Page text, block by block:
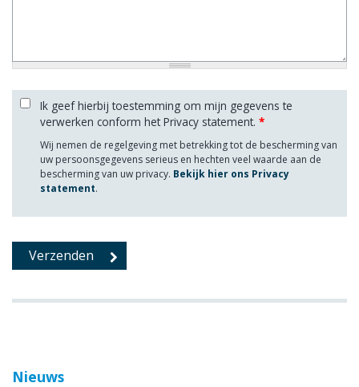
Ik geef hierbij toestemming om mijn gegevens te
verwerken conform het Privacy statement. *
Wij nemen de regelgeving met betrekking tot de bescherming van
uw persoonsgegevens serieus en hechten veel waarde aan de
bescherming van uw privacy. Bekijk hier ons Privacy
statement.
Nieuws